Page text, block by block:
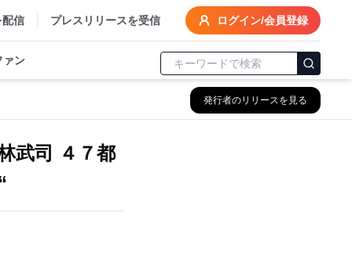
配信 プレスリリースを受信 ログイン/会員登録
ァン
発行者のリリースを見る
武司 ４７都